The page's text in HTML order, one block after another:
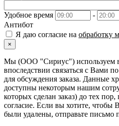
Удобное время
-
Антибот
Я даю согласие на обработку
×
Мы (ООО "Сириус") используем
впоследствии связаться с Вами
для обсуждения заказа. Данные
доступны некоторым нашим
которых сделан заказ) до тех
согласие. Если вы хотите,
были удалены, отправьте письмо